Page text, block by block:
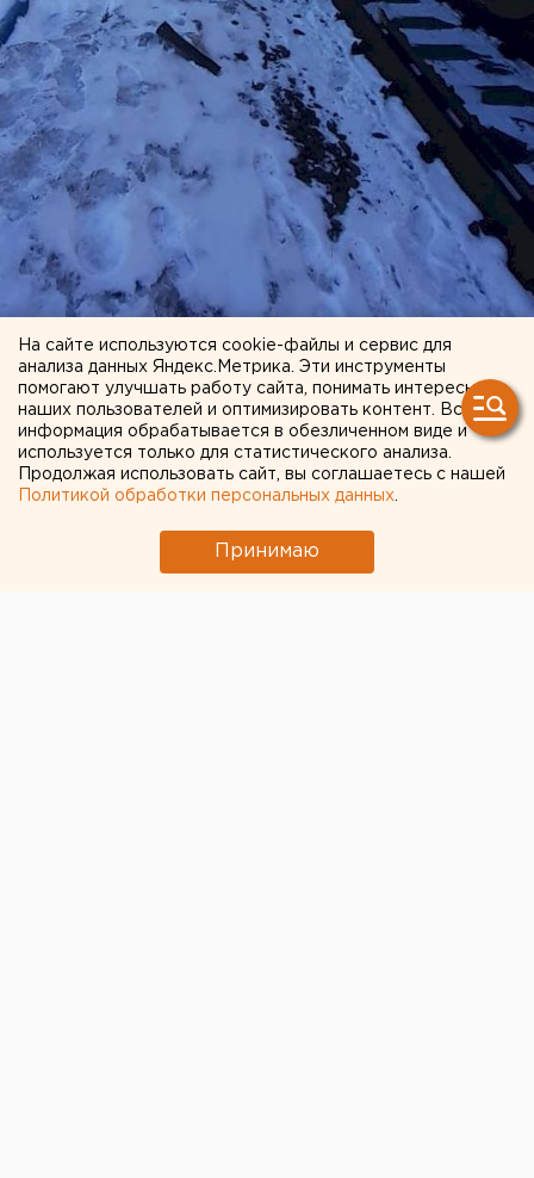
На сайте используются cookie-файлы и сервис для
анализа данных Яндекс.Метрика. Эти инструменты
помогают улучшать работу сайта, понимать интересы
наших пользователей и оптимизировать контент. Вся
информация обрабатывается в обезличенном виде и
используется только для статистического анализа.
Продолжая использовать сайт, вы соглашаетесь с нашей
Политикой обработки персональных данных
Принимаю